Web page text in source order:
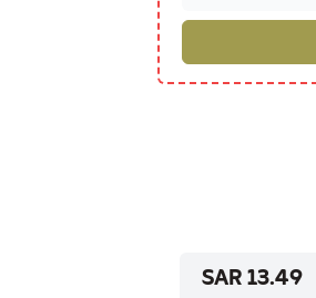
13.49 SAR